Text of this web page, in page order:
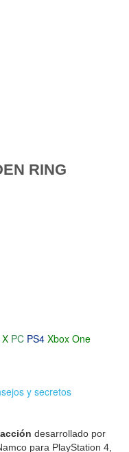
RING
PC PS4 Xbox One
y secretos
desarrollado por
para PlayStation 4,